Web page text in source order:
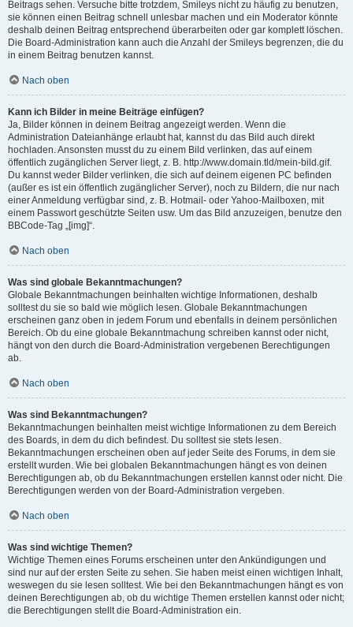
Beitrags sehen. Versuche bitte trotzdem, Smileys nicht zu häufig zu benutzen,
sie können einen Beitrag schnell unlesbar machen und ein Moderator könnte
deshalb deinen Beitrag entsprechend überarbeiten oder gar komplett löschen.
Die Board-Administration kann auch die Anzahl der Smileys begrenzen, die du
in einem Beitrag benutzen kannst.
Nach oben
Kann ich Bilder in meine Beiträge einfügen?
Ja, Bilder können in deinem Beitrag angezeigt werden. Wenn die
Administration Dateianhänge erlaubt hat, kannst du das Bild auch direkt
hochladen. Ansonsten musst du zu einem Bild verlinken, das auf einem
öffentlich zugänglichen Server liegt, z. B. http://www.domain.tld/mein-bild.gif.
Du kannst weder Bilder verlinken, die sich auf deinem eigenen PC befinden
(außer es ist ein öffentlich zugänglicher Server), noch zu Bildern, die nur nach
einer Anmeldung verfügbar sind, z. B. Hotmail- oder Yahoo-Mailboxen, mit
einem Passwort geschützte Seiten usw. Um das Bild anzuzeigen, benutze den
BBCode-Tag „[img]“.
Nach oben
Was sind globale Bekanntmachungen?
Globale Bekanntmachungen beinhalten wichtige Informationen, deshalb
solltest du sie so bald wie möglich lesen. Globale Bekanntmachungen
erscheinen ganz oben in jedem Forum und ebenfalls in deinem persönlichen
Bereich. Ob du eine globale Bekanntmachung schreiben kannst oder nicht,
hängt von den durch die Board-Administration vergebenen Berechtigungen
ab.
Nach oben
Was sind Bekanntmachungen?
Bekanntmachungen beinhalten meist wichtige Informationen zu dem Bereich
des Boards, in dem du dich befindest. Du solltest sie stets lesen.
Bekanntmachungen erscheinen oben auf jeder Seite des Forums, in dem sie
erstellt wurden. Wie bei globalen Bekanntmachungen hängt es von deinen
Berechtigungen ab, ob du Bekanntmachungen erstellen kannst oder nicht. Die
Berechtigungen werden von der Board-Administration vergeben.
Nach oben
Was sind wichtige Themen?
Wichtige Themen eines Forums erscheinen unter den Ankündigungen und
sind nur auf der ersten Seite zu sehen. Sie haben meist einen wichtigen Inhalt,
weswegen du sie lesen solltest. Wie bei den Bekanntmachungen hängt es von
deinen Berechtigungen ab, ob du wichtige Themen erstellen kannst oder nicht;
die Berechtigungen stellt die Board-Administration ein.